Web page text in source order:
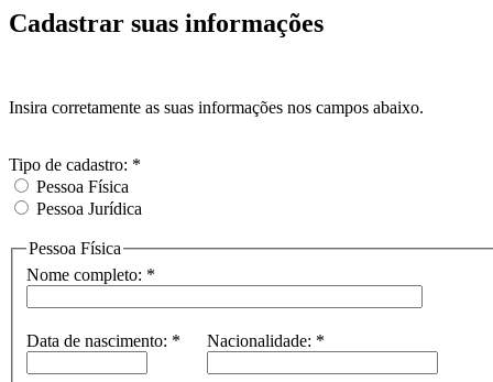
Cadastrar suas informações
Insira corretamente as suas informações nos campos abaixo.
Tipo de cadastro: *
Pessoa Física
Pessoa Jurídica
Pessoa Física
Nome completo: *
Data de nascimento: * Nacionalidade: *